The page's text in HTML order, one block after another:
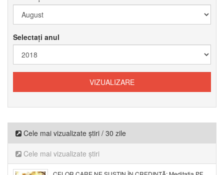
Selectați anul
Cele mai vizualizate știri / 30 zile
Cele mai vizualizate știri